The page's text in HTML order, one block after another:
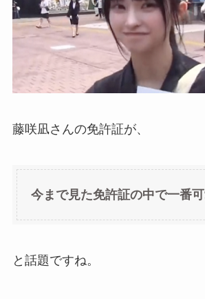
藤咲凪さんの免許証が、
今まで見た免許証の中で一番
と話題ですね。